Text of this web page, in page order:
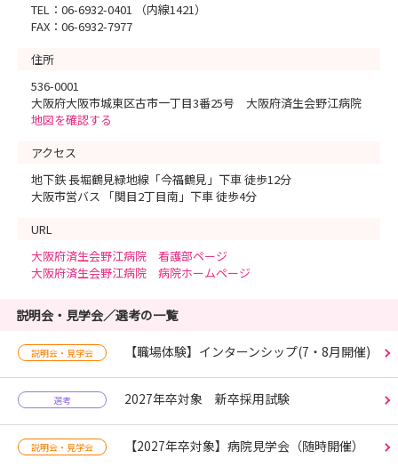
TEL：06-6932-0401 （内線1421）
FAX：06-6932-7977
住所
536-0001
大阪府大阪市城東区古市一丁目3番25号 大阪府済生会野江病院
地図を確認する
アクセス
地下鉄 長堀鶴見緑地線「今福鶴見」下車 徒歩12分
大阪市営バス 「関目2丁目南」下車 徒歩4分
URL
大阪府済生会野江病院 看護部ページ
大阪府済生会野江病院 病院ホームページ
説明会・見学会／選考の一覧
説明会・見学会 【職場体験】インターンシップ(7・8月開催)
選考 2027年卒対象 新卒採用試験
説明会・見学会 【2027年卒対象】病院見学会（随時開催）